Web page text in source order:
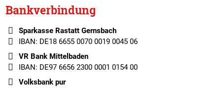
Bankverbindung
Sparkasse Rastatt Gernsbach
IBAN: DE18 6655 0070 0019 0045 06
VR Bank Mittelbaden
IBAN: DE97 6656 2300 0001 0154 00
Volksbank pur